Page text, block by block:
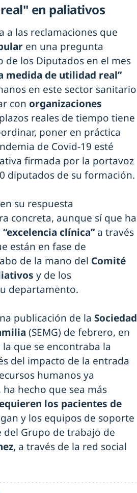
en paliativos
a las reclamaciones que
en una pregunta
los Diputados en el mes
medida de utilidad real”
en este sector sanitario
con organizaciones
plazos reales de tiempo tiene
poner en práctica
de Covid-19 esté
firmada por la portavoz
diputados de su formación.
su respuesta
concreta, aunque sí que ha
“excelencia clínica” a través
están en fase de
de la mano del Comité
y de los
departamento.
publicación de la Sociedad
(SEMG) de febrero, en
que se encontraba la
del impacto de la entrada
humanos ya
hecho que sea más
los pacientes de
y los equipos de soporte
del Grupo de trabajo de
a través de la red social